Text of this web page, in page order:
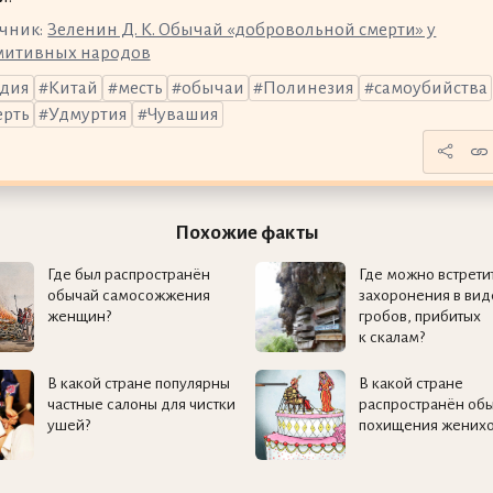
Зеленин Д. К. Обычай «добровольной смерти» у
народов
Китай месть обычаи Полинезия
самоубийства
Удмуртия Чувашия
Похожие факты
Где был распространён
обычай самосожжения
женщин?
Где можно
захоронения в
гробов, прибитых
к скалам?
В какой стране популярны
частные салоны для чистки
ушей?
В какой стране
распространён
похищения